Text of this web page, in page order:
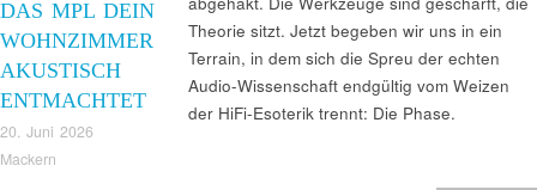
DAS MPL DEIN
WOHNZIMMER
AKUSTISCH
ENTMACHTET
20. Juni 2026
Mackern
Theorie sitzt. Jetzt begeben wir uns in ein
Terrain, in dem sich die Spreu der echten
Audio-Wissenschaft endgültig vom Weizen
der HiFi-Esoterik trennt: Die Phase.